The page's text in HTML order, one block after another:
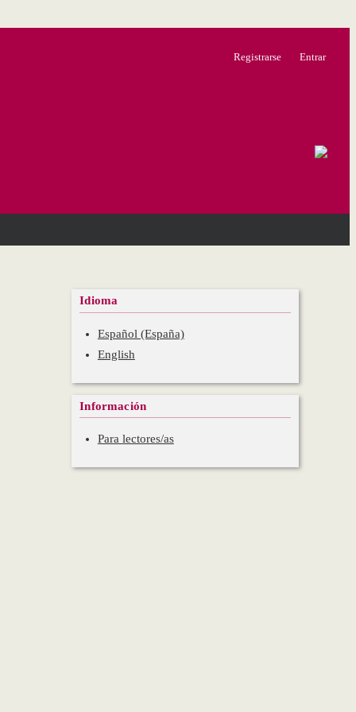
Registrarse Entrar
Idioma
Español (España)
English
Información
Para lectores/as